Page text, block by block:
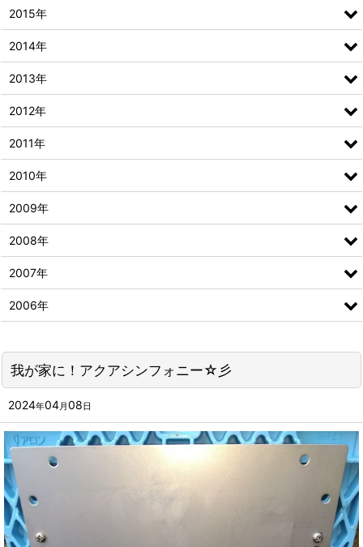
我が家に！アクアシンフォニー☆彡
2024年04月 08 日
2015年
2014年
2013年
2012年
2011年
2010年
2009年
2008年
2007年
2006年